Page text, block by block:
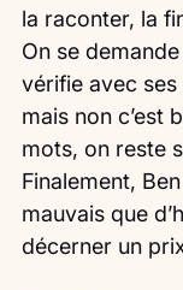
la raconter, la
On se
vérifie avec
mais non c’est
mots, on reste
Finalement,
mauvais que
décerner un